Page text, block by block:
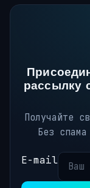
рассылку
Получайте
Без
E-mail